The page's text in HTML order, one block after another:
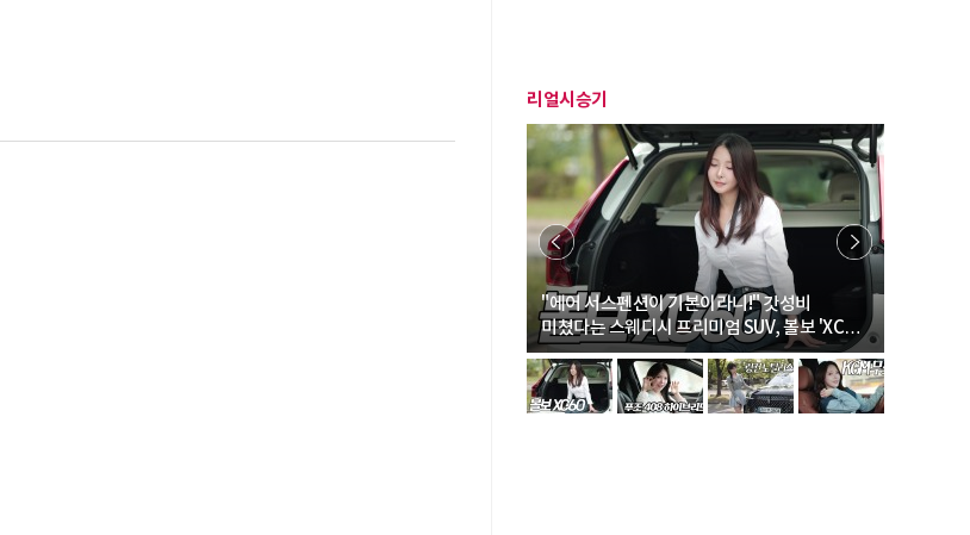
리얼시승기
"에어 서스펜션이 기본이라니!" 갓성비
미쳤다는 스웨디시 프리미엄 SUV, 볼보 'XC60
B5 울트라'